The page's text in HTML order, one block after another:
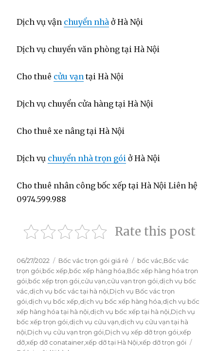
Dịch vụ vận chuyển nhà ở Hà Nội
Dịch vụ chuyển văn phòng tại Hà Nội
Cho thuê cửu vạn tại Hà Nội
Dịch vụ chuyển cửa hàng tại Hà Nội
Cho thuê xe nâng tại Hà Nội
Dịch vụ chuyển nhà trọn gói ở Hà Nội
Cho thuê nhân công bốc xếp tại Hà Nội Liên hệ
0974.599.988
Rate this post
Đăng
vào
ngày
06/27/2022
Danh
mục
Bốc vác trọn gói giá rẻ Thẻ
bốc vác Bốc vác
trọn gói bốc xếp bốc xếp hàng hóa Bốc xếp hàng hóa trọn
gói bốc xếp trọn gói cửu vạn cửu vạn trọn gói dịch vụ bốc
vác dịch vụ bốc vác tại hà nội Dịch vụ Bốc vác trọn
gói dịch vụ bốc xếp dịch vụ bốc xếp hàng hóa dịch vụ bốc
xếp hàng hóa tại hà nội dịch vụ bốc xếp tại hà nội Dịch vụ
bốc xếp trọn gói dịch vụ cửu vạn dịch vụ cửu vạn tại hà
nội Dịch vụ cửu vạn trọn gói Dịch vụ xếp dỡ trọn gói,xếp
dỡ,xếp dỡ conatainer,xếp dỡ tại Hà Nội,xếp dỡ trọn gói